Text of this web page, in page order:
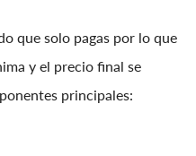
que solo pagas por lo que
y el precio final se
principales: